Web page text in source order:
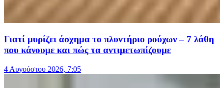
Γιατί μυρίζει άσχημα το πλυντήριο ρούχων – 7 λάθη
που κάνουμε και πώς τα αντιμετωπίζουμε
4 Αυγούστου 2026, 7:05